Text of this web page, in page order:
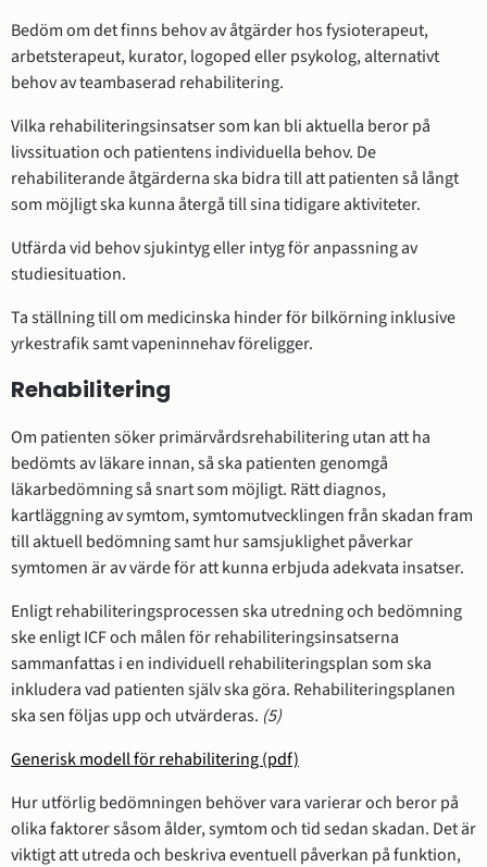
Bedöm om det finns behov av åtgärder hos fysioterapeut,
arbetsterapeut, kurator, logoped eller psykolog, alternativt
behov av teambaserad rehabilitering.
Vilka rehabiliteringsinsatser som kan bli aktuella beror på
livssituation och patientens individuella behov. De
rehabiliterande åtgärderna ska bidra till att patienten så långt
som möjligt ska kunna återgå till sina tidigare aktiviteter.
Utfärda vid behov sjukintyg eller intyg för anpassning av
studiesituation.
Ta ställning till om medicinska hinder för bilkörning inklusive
yrkestrafik samt vapeninnehav föreligger.
Rehabilitering
Om patienten söker primärvårdsrehabilitering utan att ha
bedömts av läkare innan, så ska patienten genomgå
läkarbedömning så snart som möjligt. Rätt diagnos,
kartläggning av symtom, symtomutvecklingen från skadan fram
till aktuell bedömning samt hur samsjuklighet påverkar
symtomen är av värde för att kunna erbjuda adekvata insatser.
Enligt rehabiliteringsprocessen ska utredning och bedömning
ske enligt ICF och målen för rehabiliteringsinsatserna
sammanfattas i en individuell rehabiliteringsplan som ska
inkludera vad patienten själv ska göra. Rehabiliteringsplanen
ska sen följas upp och utvärderas. (5)
Generisk modell för rehabilitering (pdf)
Hur utförlig bedömningen behöver vara varierar och beror på
olika faktorer såsom ålder, symtom och tid sedan skadan. Det är
viktigt att utreda och beskriva eventuell påverkan på funktion,